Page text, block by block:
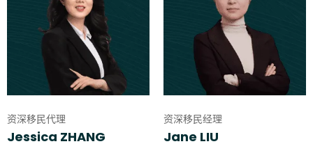
资深移民代理
Jessica ZHANG
资深移民经理
Jane LIU